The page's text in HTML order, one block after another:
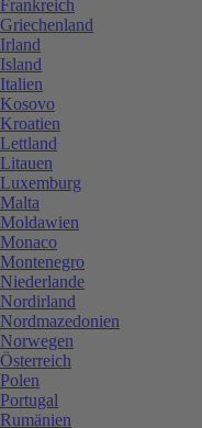
Frankreich
Griechenland
Irland
Island
Italien
Kosovo
Kroatien
Lettland
Litauen
Luxemburg
Malta
Moldawien
Monaco
Montenegro
Niederlande
Nordirland
Nordmazedonien
Norwegen
Österreich
Polen
Portugal
Rumänien